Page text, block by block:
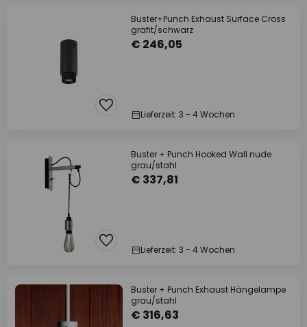
Buster+Punch Exhaust Surface Cross
grafit/schwarz
€ 246,05
Lieferzeit: 3 - 4 Wochen
Buster + Punch Hooked Wall nude
grau/stahl
€ 337,81
Lieferzeit: 3 - 4 Wochen
Buster + Punch Exhaust Hängelampe
grau/stahl
€ 316,63